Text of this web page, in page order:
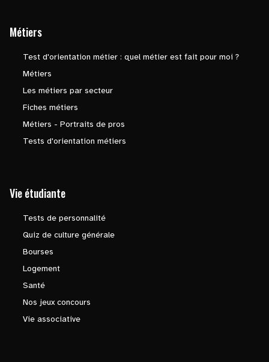
Métiers
Test d'orientation métier : quel métier est fait pour moi ?
Métiers
Les métiers par secteur
Fiches métiers
Métiers - Portraits de pros
Tests d'orientation métiers
Vie étudiante
Tests de personnalité
Quiz de culture générale
Bourses
Logement
Santé
Nos jeux concours
Vie associative